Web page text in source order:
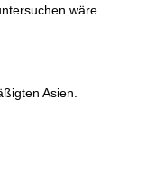
wäre.
Asien.